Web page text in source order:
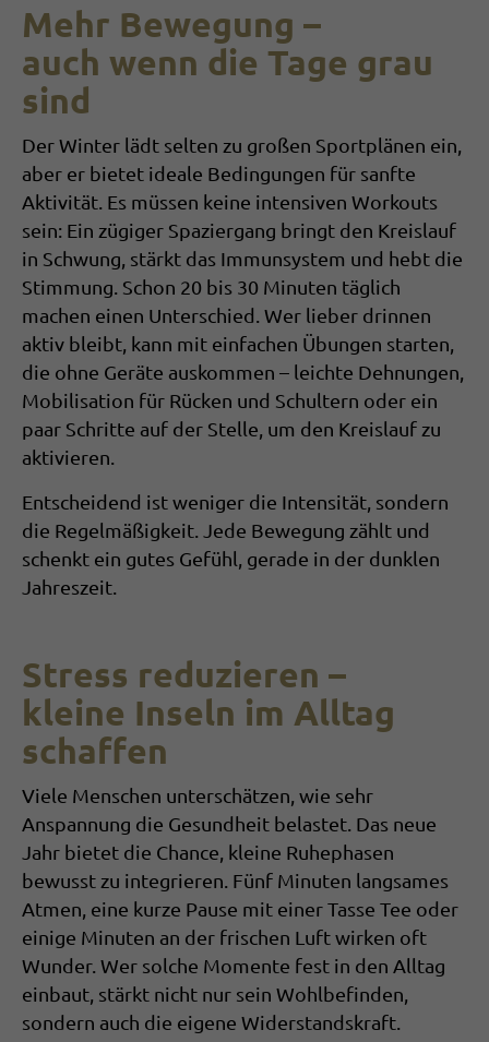
Mehr Bewegung –
auch wenn die Tage grau
sind
Der Winter lädt selten zu großen Sportplänen ein,
aber er bietet ideale Bedingungen für sanfte
Aktivität. Es müssen keine intensiven Workouts
sein: Ein zügiger Spaziergang bringt den Kreislauf
in Schwung, stärkt das Immunsystem und hebt die
Stimmung. Schon 20 bis 30 Minuten täglich
machen einen Unterschied. Wer lieber drinnen
aktiv bleibt, kann mit einfachen Übungen starten,
die ohne Geräte auskommen – leichte Dehnun­gen,
Mobilisation für Rücken und Schultern oder ein
paar Schritte auf der Stelle, um den Kreislauf zu
aktivieren.
Entscheidend ist weniger die Intensität, son­dern
die Regelmäßigkeit. Jede Bewegung zählt und
schenkt ein gutes Gefühl, gerade in der dunklen
Jahreszeit.
Stress reduzieren –
kleine Inseln im Alltag
schaffen
Viele Menschen unterschätzen, wie sehr
An­spannung die Gesundheit belastet. Das neue
Jahr bietet die Chance, kleine Ruhephasen
bewusst zu integrieren. Fünf Minuten langsames
Atmen, eine kurze Pause mit einer Tasse Tee oder
einige Minuten an der frischen Luft wirken oft
Wun­der. Wer solche Momente fest in den Alltag
einbaut, stärkt nicht nur sein Wohlbefinden,
sondern auch die eigene Widerstandskraft.